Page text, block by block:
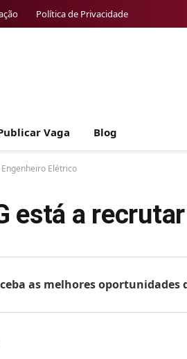
Política de Privacidade
Vaga Blog
Elétrico
está a
as melhores oportunidades